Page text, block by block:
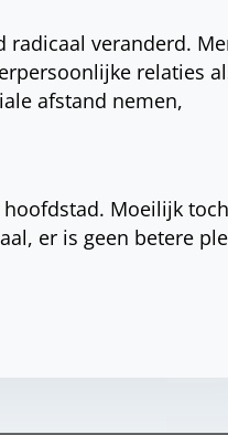
radicaal veranderd.
relaties
afstand nemen,
Moeilijk
er is geen betere